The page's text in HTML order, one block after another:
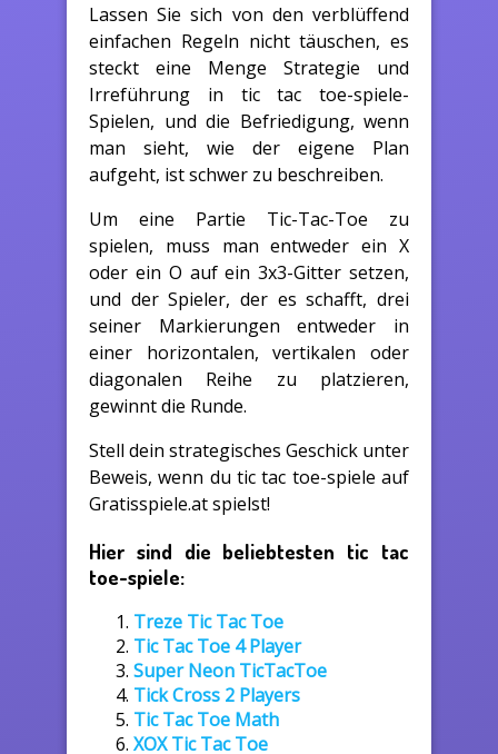
Lassen Sie sich von den verblüffend
einfachen Regeln nicht täuschen, es
steckt eine Menge Strategie und
Irreführung in tic tac toe-spiele-
Spielen, und die Befriedigung, wenn
man sieht, wie der eigene Plan
aufgeht, ist schwer zu beschreiben.
Um eine Partie Tic-Tac-Toe zu
spielen, muss man entweder ein X
oder ein O auf ein 3x3-Gitter setzen,
und der Spieler, der es schafft, drei
seiner Markierungen entweder in
einer horizontalen, vertikalen oder
diagonalen Reihe zu platzieren,
gewinnt die Runde.
Stell dein strategisches Geschick unter
Beweis, wenn du tic tac toe-spiele auf
Gratisspiele.at spielst!
Hier sind die beliebtesten tic tac
toe-spiele:
Treze Tic Tac Toe
Tic Tac Toe 4 Player
Super Neon TicTacToe
Tick Cross 2 Players
Tic Tac Toe Math
XOX Tic Tac Toe